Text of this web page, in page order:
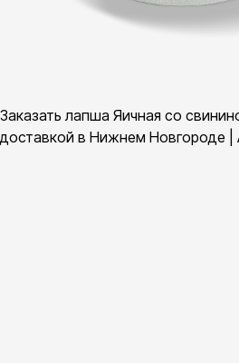
Заказать лапша Яичная со
доставкой в Нижнем Новгороде |